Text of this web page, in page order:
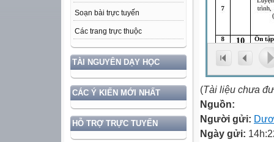
Soạn bài trực tuyến
Các trang trực thuộc
TÀI NGUYÊN DẠY HỌC
CÁC Ý KIẾN MỚI NHẤT
HỖ TRỢ TRỰC TUYẾN
(Tài liệu chưa
Nguồn:
Người gửi:
Ngày gửi: